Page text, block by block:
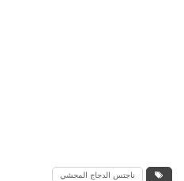
ناجتس الدجاج المحشي